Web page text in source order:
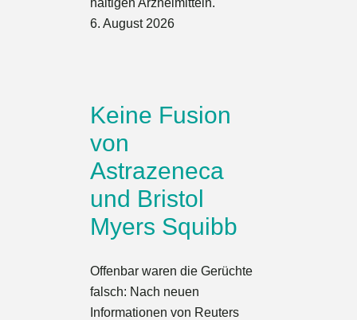
6. August 2026
Keine Fusion
von
Astrazeneca
und Bristol
Myers Squibb
Offenbar waren die Gerüchte
falsch: Nach neuen
Informationen von Reuters